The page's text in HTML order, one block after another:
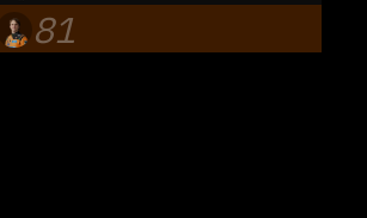
1 Team
81